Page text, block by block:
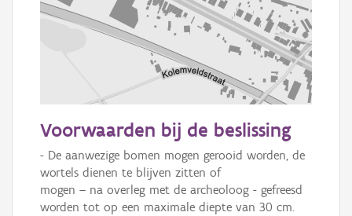
Informatie Vlaanderen
i
Voorwaarden bij de beslissing
- De aanwezige bomen mogen gerooid worden, de
wortels dienen te blijven zitten of
mogen – na overleg met de archeoloog - gefreesd
worden tot op een maximale diepte van 30 cm.